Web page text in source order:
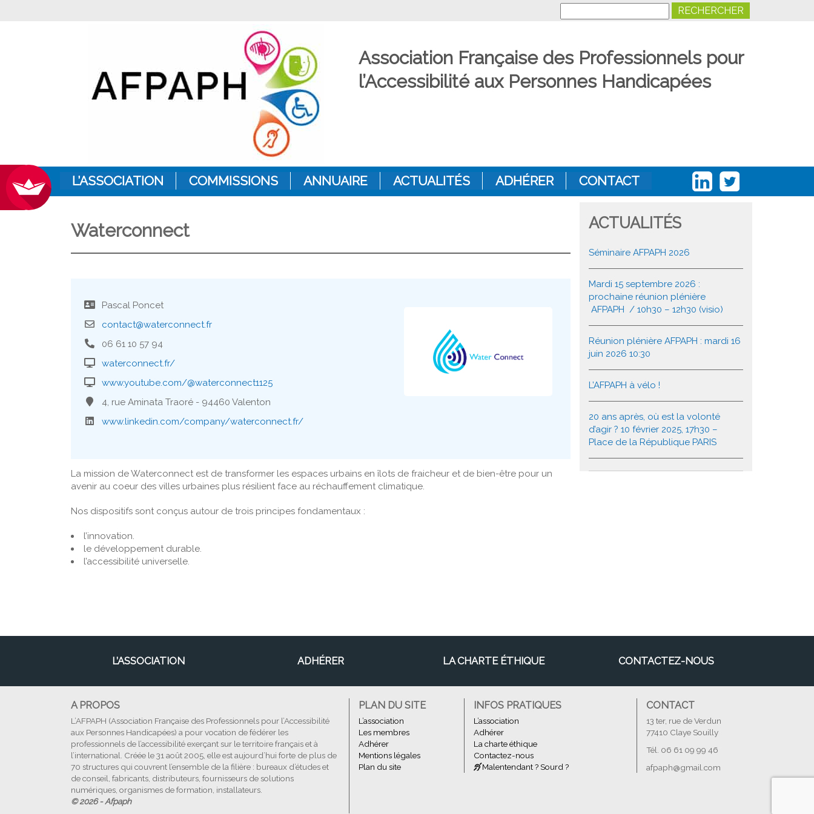
Association Française des Professionnels pour
l’Accessibilité aux Personnes Handicapées
L’ASSOCIATION COMMISSIONS ANNUAIRE ACTUALITÉS ADHÉRER CONTACT
Waterconnect
Pascal Poncet
contact@waterconnect.fr
06 61 10 57 94
waterconnect.fr/
www.youtube.com/@waterconnect1125
4, rue Aminata Traoré - 94460 Valenton
www.linkedin.com/company/waterconnect.fr/
La mission de Waterconnect est de transformer les espaces urbains en îlots de fraicheur et de bien-être pour un
avenir au coeur des villes urbaines plus résilient face au réchauffement climatique.
Nos dispositifs sont conçus autour de trois principes fondamentaux :
l’innovation.
le développement durable.
l’accessibilité universelle.
ACTUALITÉS
Séminaire AFPAPH 2026
Mardi 15 septembre 2026 :
prochaine réunion plénière
AFPAPH / 10h30 – 12h30 (visio)
Réunion plénière AFPAPH : mardi 16
juin 2026 10:30
L’AFPAPH à vélo !
20 ans après, où est la volonté
d’agir ? 10 février 2025, 17h30 –
Place de la République PARIS
L’ASSOCIATION ADHÉRER LA CHARTE ÉTHIQUE CONTACTEZ-NOUS
A PROPOS
L’AFPAPH (Association Française des Professionnels pour l’Accessibilité
aux Personnes Handicapées) a pour vocation de fédérer les
professionnels de l’accessibilité exerçant sur le territoire français et à
l’international. Créée le 31 août 2005, elle est aujourd’hui forte de plus de
70 structures qui couvrent l’ensemble de la filière : bureaux d’études et
de conseil, fabricants, distributeurs, fournisseurs de solutions
numériques, organismes de formation, installateurs.
© 2026 - Afpaph
PLAN DU SITE
L’association
Les membres
Adhérer
Mentions légales
Plan du site
INFOS PRATIQUES
L’association
Adhérer
La charte éthique
Contactez-nous
Malentendant ? Sourd ?
CONTACT
13 ter, rue de Verdun
77410 Claye Souilly
Tél. 06 61 09 99 46
afpaph@gmail.com